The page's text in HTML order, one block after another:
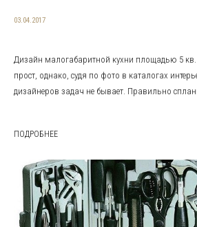
03.04.2017
Дизайн малогабаритной кухни площадью 5 кв.
прост, однако, судя по фото в каталогах
дизайнеров задач не бывает. Правильно
ПОДРОБНЕЕ